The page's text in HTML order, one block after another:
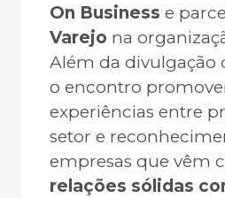
On Business e
Varejo na
Além da divulgação
o encontro
experiências entre
setor e
empresas que vêm
relações sólidas